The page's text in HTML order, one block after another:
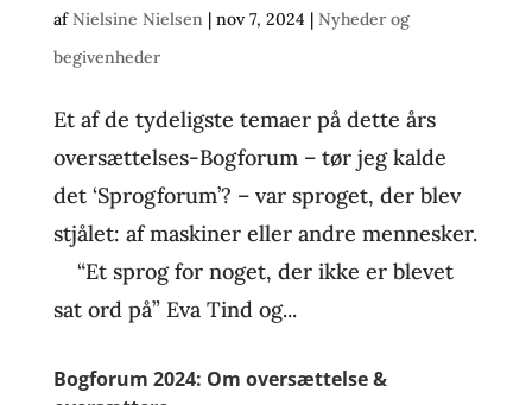
afNielsine Nielsen| nov 7, 2024 | Nyheder og
begivenheder
Et af de tydeligste temaer på dette års
oversættelses-Bogforum – tør jeg kalde
det ‘Sprogforum’? – var sproget, der blev
stjålet: af maskiner eller andre mennesker.
“Et sprog for noget, der ikke er blevet
sat ord på” Eva Tind og...
Bogforum 2024: Om oversættelse &